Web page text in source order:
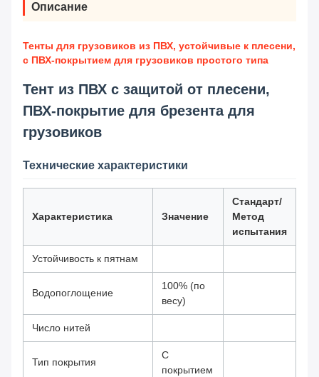
Описание
Тенты для грузовиков из ПВХ, устойчивые к плесени,
с ПВХ-покрытием для грузовиков простого типа
Тент из ПВХ с защитой от плесени,
ПВХ-покрытие для брезента для
грузовиков
Технические характеристики
Характеристика Значение
Стандарт/
Метод
испытания
Устойчивость к пятнам
Водопоглощение
100% (по
весу)
Число нитей
Тип покрытия
С
покрытием